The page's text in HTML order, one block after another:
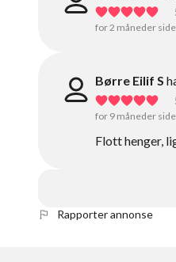
for 2 måneder
Børre Eilif S
for 9 måneder
Flott henger,
Rapporter annonse